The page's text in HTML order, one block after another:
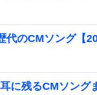
代のCMソング【
に残るCMソング